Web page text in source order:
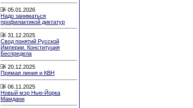
05.01.2026
Надо заниматься
профилактикой диктатур
31.12.2025
Свод понятий Русской
Империи. Конституция
Беспредела
20.12.2025
Прямая линия и КВН
06.11.2025
Новый мэр Нью-Йорка
Мамдани